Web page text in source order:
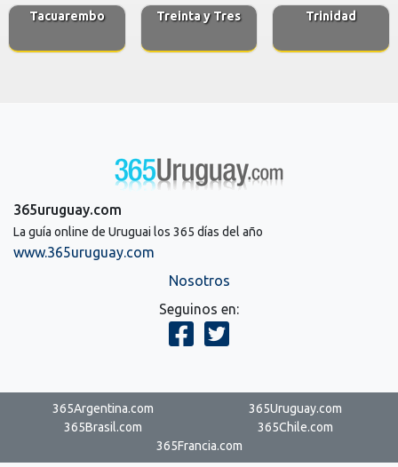
Tacuarembo Treinta y Tres Trinidad
365uruguay.com
La guía online de Uruguai los 365 días del año
www.365uruguay.com
Nosotros
Seguinos en:
365Argentina.com
365Uruguay.com
365Brasil.com
365Chile.com
365Francia.com